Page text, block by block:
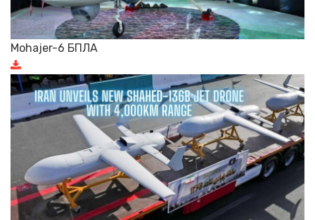
Mohajer-6 БПЛА